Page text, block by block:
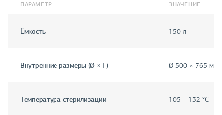
ПАРАМЕТР ЗНАЧЕНИЕ
Ёмкость 150 л
Внутренние размеры (Ø × Г) Ø 500 × 765 мм
Температура стерилизации 105 – 132 °C